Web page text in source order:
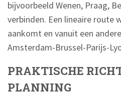
bijvoorbeeld Wenen, Praag,
verbinden. Een lineaire route
aankomt en vanuit een
Amsterdam-Brussel-Parijs-
PRAKTISCHE
PLANNING